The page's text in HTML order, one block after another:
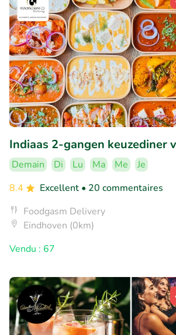
Indiaas 2-gangen keuzediner
Demain Di Lu Ma Me
Je
8.4
Excellent • 20 commentaires
Foodgasm Delivery
Eindhoven (0km)
Vendu : 67